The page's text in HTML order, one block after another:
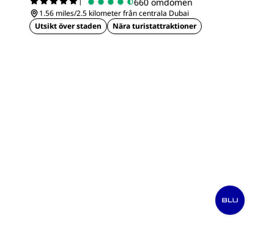
1.56 miles/2.5 kilometer från centrala Dubai
Utsikt över staden
Nära turistattraktioner